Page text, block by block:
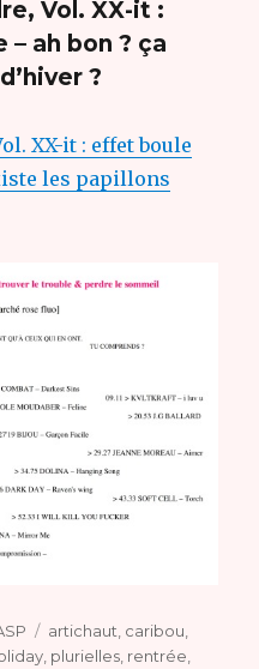
Vol. XX-it :
ah bon ? ça
?
XX-it : effet boule
les papillons
Étiquettes
artichaut caribou
plurielles rentrée